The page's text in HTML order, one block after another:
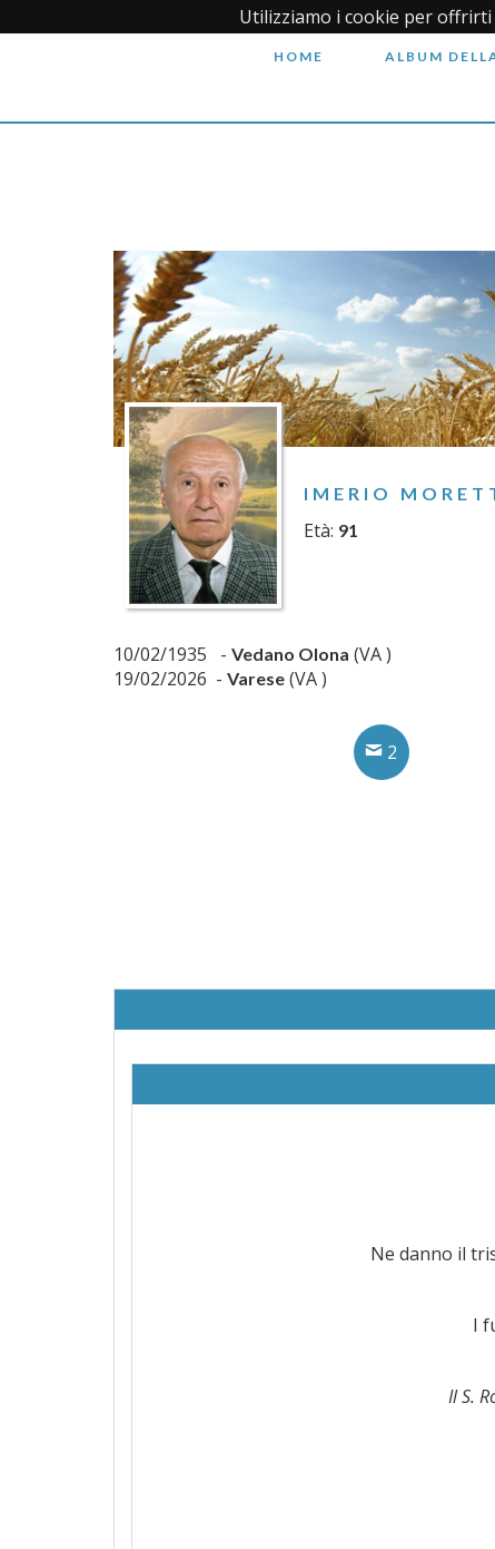
Utilizziamo i cookie per
HOME ALBUM
IMERIO
Età: 91
10/02/1935 - Vedano Olona (VA )
19/02/2026 - Varese (VA )
2
Ne danno il
I
Il S.